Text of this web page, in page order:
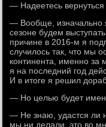
— Надеетесь
— Вообще, изначально
сезоне будем
причине в 2016-м я
случилось так, что мы
континента, именно
я на последний год
И в итоге я решил
— Но целью будет
— Не знаю, удастся ли
мы ни делали, это во